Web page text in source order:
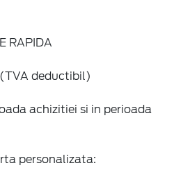
RAPIDA
deductibil)
achizitiei si in perioada
personalizata: